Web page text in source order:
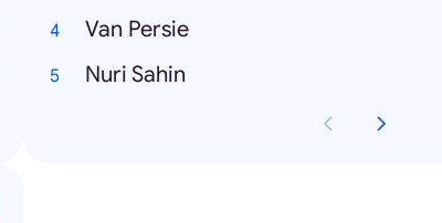
Van Persie
Nuri Sahin